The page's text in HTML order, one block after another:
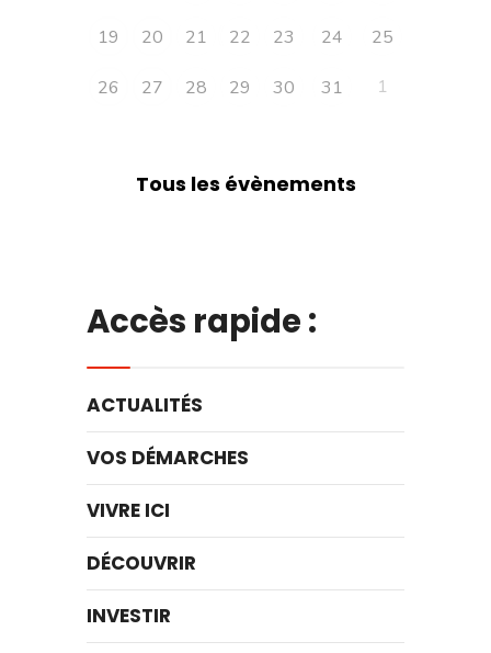
19 20 21 22 23 24 25
26 27 28 29 30 31 1
Tous les évènements
Accès rapide :
ACTUALITÉS
VOS DÉMARCHES
VIVRE ICI
DÉCOUVRIR
INVESTIR